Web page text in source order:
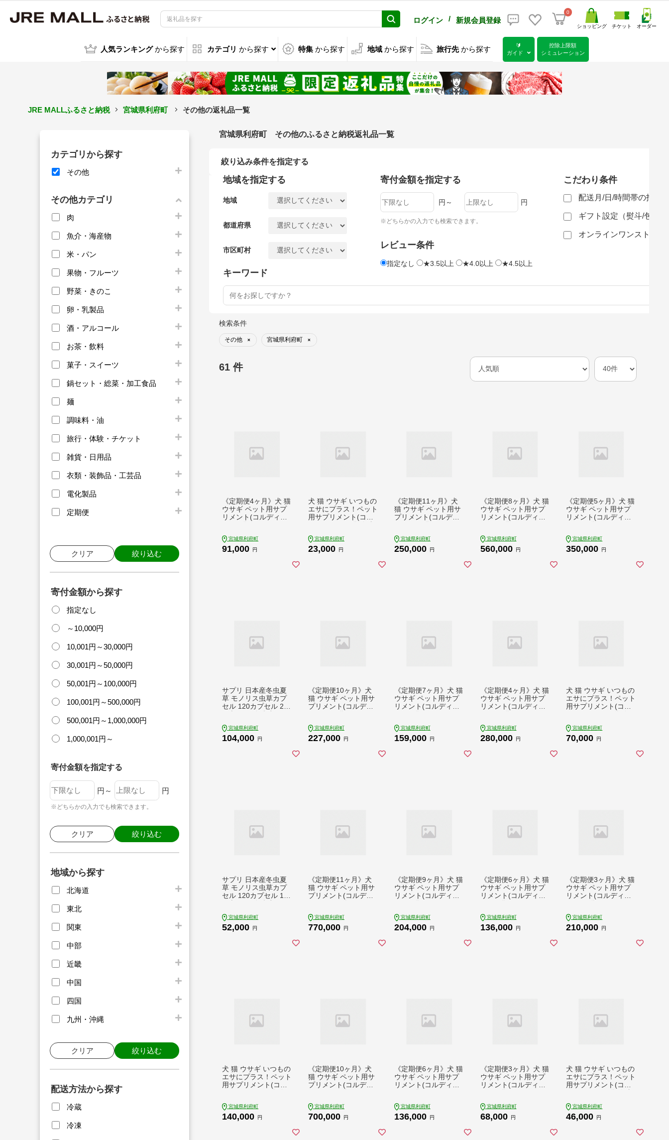
ログイン / 新規会員登録
0
ショッピング チケット オーダー
人気ランキング から探す カテゴリ から探す 特集 から探す 地域 から探す 旅行先 から探す
🔰
ガイド
控除上限額
シミュレーション
JRE MALLふるさと納税 宮城県利府町 その他の返礼品一覧
カテゴリから探す
その他
その他カテゴリ
肉
魚介・海産物
米・パン
果物・フルーツ
野菜・きのこ
卵・乳製品
酒・アルコール
お茶・飲料
菓子・スイーツ
鍋セット・総菜・加工食品
麺
調味料・油
旅行・体験・チケット
雑貨・日用品
衣類・装飾品・工芸品
電化製品
定期便
クリア 絞り込む
寄付金額から探す
指定なし
～10,000円
10,001円～30,000円
30,001円～50,000円
50,001円～100,000円
100,001円～500,000円
500,001円～1,000,000円
1,000,001円～
寄付金額を指定する
円～ 円
※どちらかの入力でも検索できます。
クリア 絞り込む
地域から探す
北海道
東北
関東
中部
近畿
中国
四国
九州・沖縄
クリア 絞り込む
配送方法から探す
冷蔵
冷凍
宮城県利府町 その他のふるさと納税返礼品一覧
絞り込み条件を指定する
地域を指定する
地域
都道府県
市区町村
寄付金額を指定する
円～ 円
※どちらかの入力でも検索できます。
レビュー条件
指定なし ★3.5以上 ★4.0以上 ★4.5以上
こだわり条件
配送月/日/時間帯の指定
ギフト設定（熨斗/包装
オンラインワンストップ
キーワード
検索条件
その他 × 宮城県利府町 ×
61 件
《定期便4ヶ月》犬 猫
ウサギ ペット用サプ
リメント(コルディM)
宮城県利府町
91,000 円
犬 猫 ウサギ いつもの
エサにプラス！ペット
用サプリメント(コル
宮城県利府町
23,000 円
《定期便11ヶ月》犬
猫 ウサギ ペット用サ
プリメント(コルディ
宮城県利府町
250,000 円
《定期便8ヶ月》犬 猫
ウサギ ペット用サプ
リメント(コルディM)
宮城県利府町
560,000 円
《定期便5ヶ月》犬 猫
ウサギ ペット用サプ
リメント(コルディG)
宮城県利府町
350,000 円
サプリ 日本産冬虫夏
草 モノリス虫草カプ
セル 120カプセル 2本
める 冬虫夏草 宮城県
利府町 サプリ専門店
宮城県利府町
104,000 円
《定期便10ヶ月》犬
猫 ウサギ ペット用サ
プリメント(コルディ
宮城県利府町
227,000 円
《定期便7ヶ月》犬 猫
ウサギ ペット用サプ
リメント(コルディG)
宮城県利府町
159,000 円
《定期便4ヶ月》犬 猫
ウサギ ペット用サプ
リメント(コルディM)
宮城県利府町
280,000 円
犬 猫 ウサギ いつもの
エサにプラス！ペット
用サプリメント(コル
宮城県利府町
70,000 円
サプリ 日本産冬虫夏
草 モノリス虫草カプ
セル 120カプセル 1本
める 冬虫夏草 宮城県
利府町 サプリ専門店
宮城県利府町
52,000 円
《定期便11ヶ月》犬
猫 ウサギ ペット用サ
プリメント(コルディ
宮城県利府町
770,000 円
《定期便9ヶ月》犬 猫
ウサギ ペット用サプ
リメント(コルディM)
宮城県利府町
204,000 円
《定期便6ヶ月》犬 猫
ウサギ ペット用サプ
リメント(コルディG)
宮城県利府町
136,000 円
《定期便3ヶ月》犬 猫
ウサギ ペット用サプ
リメント(コルディM)
宮城県利府町
210,000 円
犬 猫 ウサギ いつもの
エサにプラス！ペット
用サプリメント(コル
宮城県利府町
140,000 円
《定期便10ヶ月》犬
猫 ウサギ ペット用サ
プリメント(コルディ
宮城県利府町
700,000 円
《定期便6ヶ月》犬 猫
ウサギ ペット用サプ
リメント(コルディM)
宮城県利府町
136,000 円
《定期便3ヶ月》犬 猫
ウサギ ペット用サプ
リメント(コルディG)
宮城県利府町
68,000 円
犬 猫 ウサギ いつもの
エサにプラス！ペット
用サプリメント(コル
宮城県利府町
46,000 円